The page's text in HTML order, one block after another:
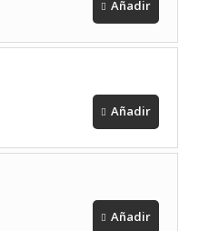
Añadir
Añadir
Añadir